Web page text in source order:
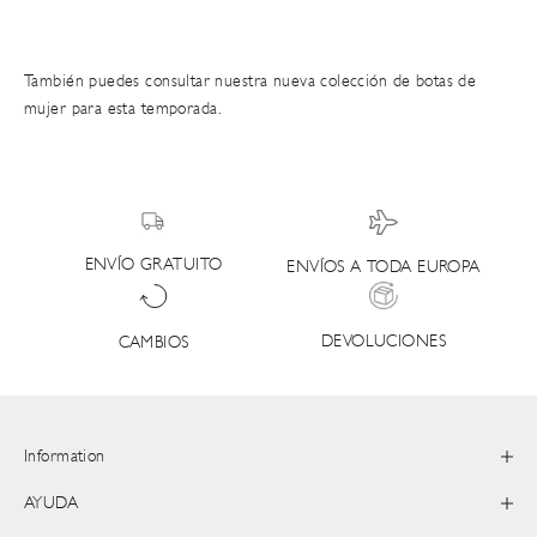
También puedes consultar nuestra nuevacolección de botas de
mujer para esta temporada.
ENVÍO GRATUITO ENVÍOS A TODA EUROPA
CAMBIOS DEVOLUCIONES
Information
AYUDA